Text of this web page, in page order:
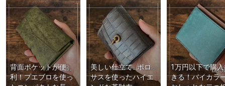
背面ポケットが便
利！プエブロを使っ
美しい仕立て…ポロ
サスを使ったハイエ
1万円以下で購
きる！バイカラ